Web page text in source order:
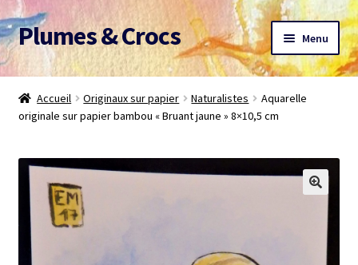
Aller
à
la
navigation
Aller
au
contenu
Plumes & Crocs Menu
Accueil
Devis gratuit
Panier
Mon compte
A propos
Accueil Originaux sur papier Naturalistes
Aquarelle
originale sur papier bambou « Bruant jaune » 8×10,5 cm